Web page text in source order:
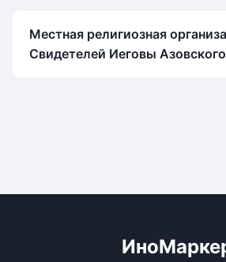
Местная религиозная
Свидетелей Иеговы